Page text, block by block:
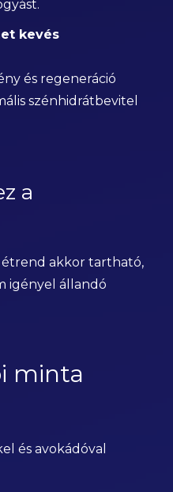
kevés
és regeneráció
szénhidrátbevitel
a
akkor tartható,
igényel állandó
minta
és avokádóval